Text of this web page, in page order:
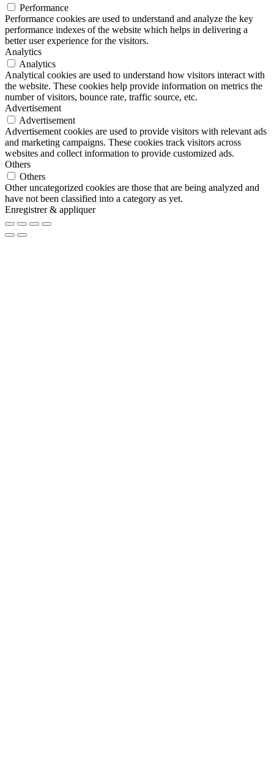
Performance
Performance cookies are used to understand and analyze the key
performance indexes of the website which helps in delivering a
better user experience for the visitors.
Analytics
Analytics
Analytical cookies are used to understand how visitors interact with
the website. These cookies help provide information on metrics the
number of visitors, bounce rate, traffic source, etc.
Advertisement
Advertisement
Advertisement cookies are used to provide visitors with relevant ads
and marketing campaigns. These cookies track visitors across
websites and collect information to provide customized ads.
Others
Others
Other uncategorized cookies are those that are being analyzed and
have not been classified into a category as yet.
Enregistrer & appliquer